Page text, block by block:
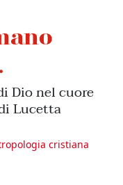
Dio nel cuore
Lucetta
cristiana